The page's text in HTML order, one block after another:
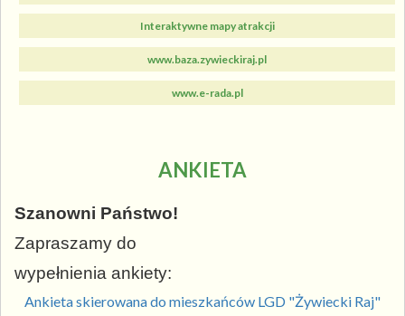
Interaktywne mapy atrakcji
www.baza.zywieckiraj.pl
www.e-rada.pl
ANKIETA
Szanowni Państwo!
Zapraszamy do
wypełnienia ankiety:
Ankieta skierowana do mieszkańców LGD "Żywiecki Raj"